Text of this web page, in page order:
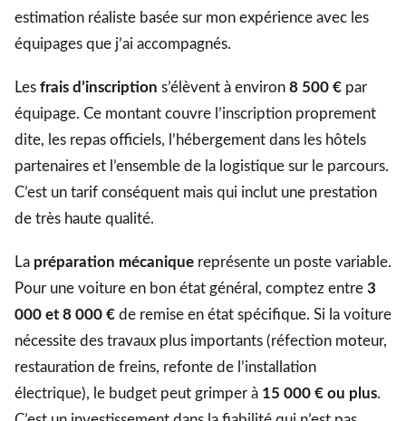
estimation réaliste basée sur mon expérience avec les
équipages que j’ai accompagnés.
Les frais d’inscription s’élèvent à environ 8 500 € par
équipage. Ce montant couvre l’inscription proprement
dite, les repas officiels, l’hébergement dans les hôtels
partenaires et l’ensemble de la logistique sur le parcours.
C’est un tarif conséquent mais qui inclut une prestation
de très haute qualité.
La préparation mécanique représente un poste variable.
Pour une voiture en bon état général, comptez entre 3
000 et 8 000 € de remise en état spécifique. Si la voiture
nécessite des travaux plus importants (réfection moteur,
restauration de freins, refonte de l’installation
électrique), le budget peut grimper à 15 000 € ou plus.